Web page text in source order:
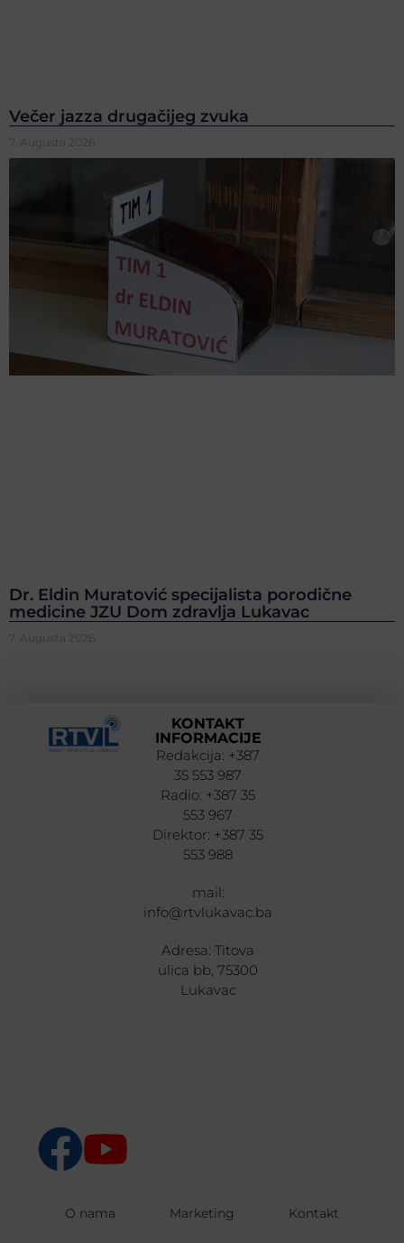
Večer jazza drugačijeg zvuka
7. Augusta 2026.
Dr. Eldin Muratović specijalista porodične
medicine JZU Dom zdravlja Lukavac
7. Augusta 2026.
KONTAKT
INFORMACIJE
Redakcija: +387
35 553 987
Radio: +387 35
553 967
Direktor: +387 35
553 988
mail:
info@rtvlukavac.ba
Adresa: Titova
ulica bb, 75300
Lukavac
O nama Marketing Kontakt